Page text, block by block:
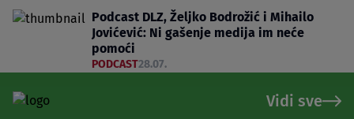
Podcast DLZ, Željko Bodrožić i Mihailo
Jovićević: Ni gašenje medija im neće
pomoći
PODCAST28.07.
Vidi sve